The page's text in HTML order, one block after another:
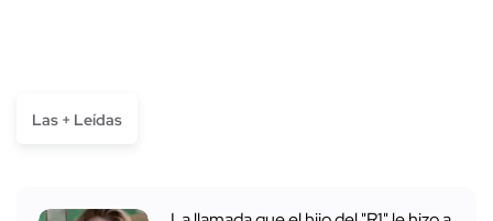
Las + Leídas